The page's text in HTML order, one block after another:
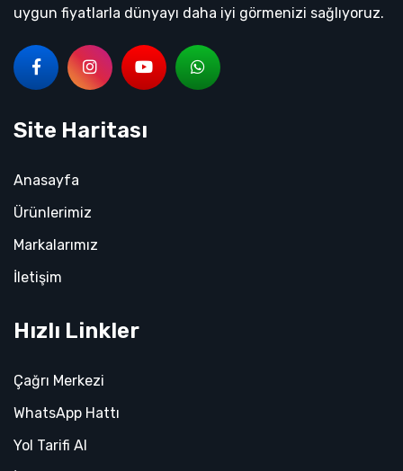
uygun fiyatlarla dünyayı daha iyi görmenizi sağlıyoruz.
Site Haritası
Anasayfa
Ürünlerimiz
Markalarımız
İletişim
Hızlı Linkler
Çağrı Merkezi
WhatsApp Hattı
Yol Tarifi Al